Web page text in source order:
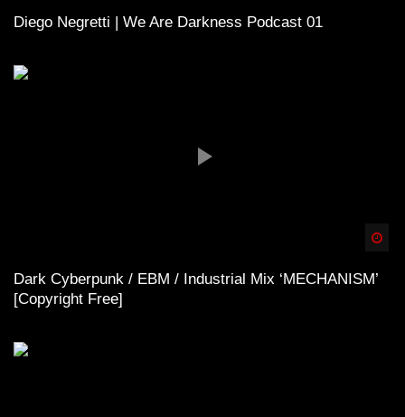
Diego Negretti | We Are Darkness Podcast 01
Dark Cyberpunk / EBM / Industrial Mix ‘MECHANISM’
[Copyright Free]